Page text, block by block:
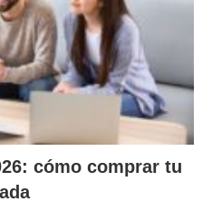
cómo comprar tu